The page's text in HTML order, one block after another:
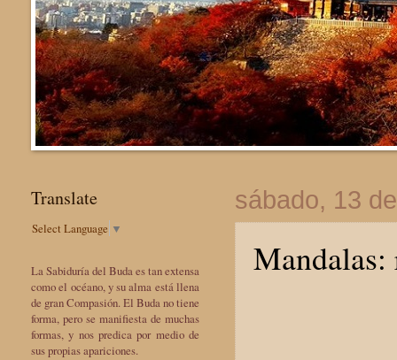
sábado, 13
Mandalas:
Translate
Select Language ▼
La Sabiduría del Buda es tan extensa
como el océano, y su alma está llena
de gran Compasión. El Buda no tiene
forma, pero se manifiesta de muchas
formas, y nos predica por medio de
sus propias apariciones.